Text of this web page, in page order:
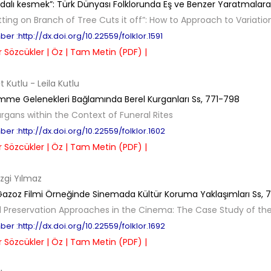
kesmek”: Türk Dünyası Folklorunda Eş ve Benzer Yaratmalara
on Branch of Tree Cuts it off”: How to Approach to
:http://dx.doi.org/10.22559/folklor.1591
Sözcükler | Öz | Tam Metin (PDF) |
Kutlu - Leila Kutlu
Gelenekleri Bağlamında Berel Kurganları Ss, 771-798
within the Context of Funeral Rites
:http://dx.doi.org/10.22559/folklor.1602
Sözcükler | Öz | Tam Metin (PDF) |
Yılmaz
Filmi Örneğinde Sinemada Kültür Koruma Yaklaşımları Ss,
Preservation Approaches in the Cinema: The Case Study of
:http://dx.doi.org/10.22559/folklor.1692
Sözcükler | Öz | Tam Metin (PDF) |